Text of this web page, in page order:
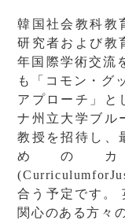
韓国社会教科教
研究者および教
年国際学術交流
も「コモン・グ
アプローチ」と
ナ州立大学ブル
教授を招待し、
めの
合う予定です。
関心のある方々